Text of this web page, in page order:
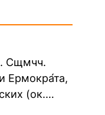
Сщмчч.
Ермокра́та,
(ок.